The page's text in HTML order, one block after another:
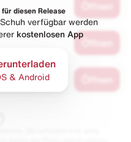
diesen Release
verfügbar werden
kostenlosen App
& Android